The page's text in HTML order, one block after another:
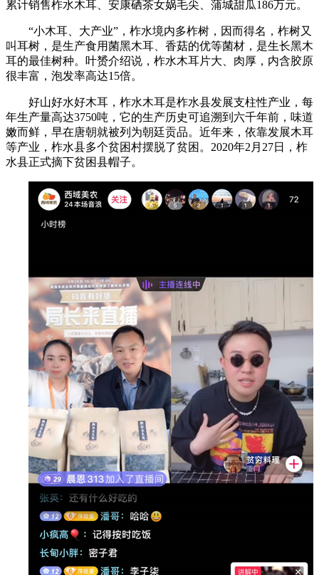
累计销售柞水木耳、安康硒茶女娲毛尖、蒲城甜瓜186万元。
“小木耳、大产业”，柞水境内多柞树，因而得名，柞树又
叫耳树，是生产食用菌黑木耳、香菇的优等菌材，是生长黑木
耳的最佳树种。叶赟介绍说，柞水木耳片大、肉厚，内含胶原
很丰富，泡发率高达15倍。
好山好水好木耳，柞水木耳是柞水县发展支柱性产业，每
年生产量高达3750吨，它的生产历史可追溯到六千年前，味道
嫩而鲜，早在唐朝就被列为朝廷贡品。近年来，依靠发展木耳
等产业，柞水县多个贫困村摆脱了贫困。2020年2月27日，柞
水县正式摘下贫困县帽子。